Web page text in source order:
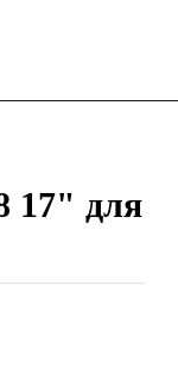
17" для